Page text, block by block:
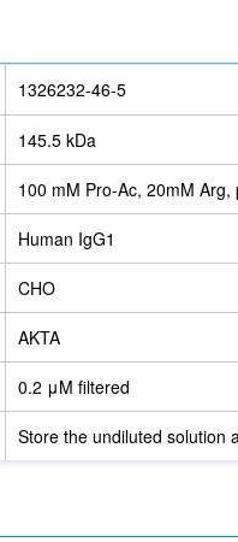
1326232-46-5
145.5 kDa
100 mM Pro-Ac, 20mM Arg,
Human IgG1
CHO
AKTA
0.2 μM filtered
Store the undiluted solution